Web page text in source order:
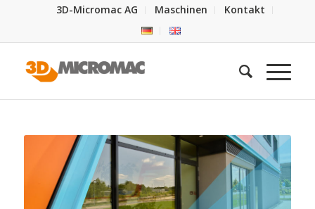
3D-Micromac AG Maschinen Kontakt